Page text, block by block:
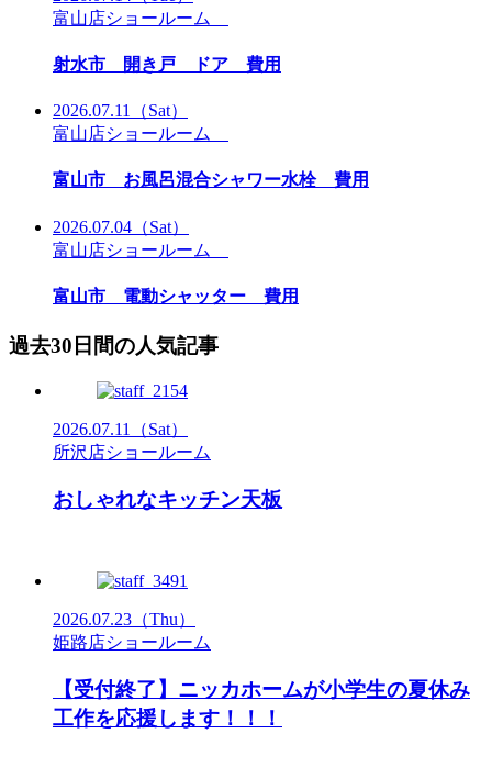
富山店ショールーム
射水市 開き戸 ドア 費用
2026.07.11
（Sat）
富山店ショールーム
富山市 お風呂混合シャワー水栓 費用
2026.07.04 （Sat）
富山店ショールーム
富山市 電動シャッター 費用
過去30日間の人気記事
2026.07.11
（Sat）
所沢店ショールーム
おしゃれなキッチン天板
2026.07.23 （Thu）
姫路店ショールーム
【受付終了】ニッカホームが小学生の夏休み
工作を応援します！！！